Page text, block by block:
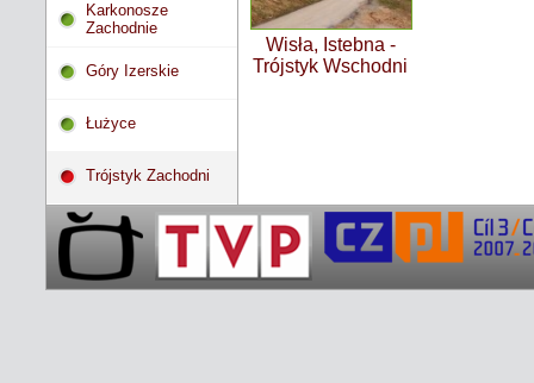
Karkonosze
Zachodnie
Góry Izerskie
Łużyce
Trójstyk Zachodni
Wisła, Istebna -
Trójstyk Wschodni